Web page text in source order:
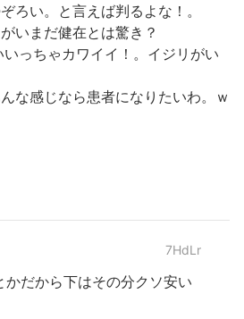
ろい。と言えば判るよな！。
いまだ健在とは驚き？
っちゃカワイイ！。イジリがい
な感じなら患者になりたいわ。ｗ
7HdLr
だから下はその分クソ安い